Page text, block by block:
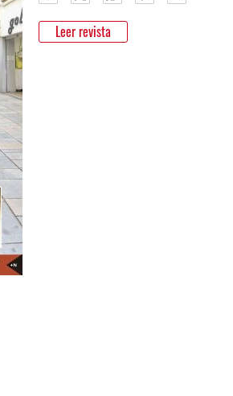
Leer revista